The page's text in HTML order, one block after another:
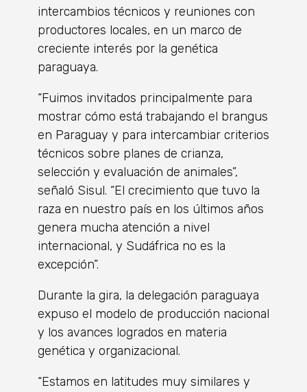
intercambios técnicos y reuniones con
productores locales, en un marco de
creciente interés por la genética
paraguaya.
“Fuimos invitados principalmente para
mostrar cómo está trabajando el brangus
en Paraguay y para intercambiar criterios
técnicos sobre planes de crianza,
selección y evaluación de animales”,
señaló Sisul. “El crecimiento que tuvo la
raza en nuestro país en los últimos años
genera mucha atención a nivel
internacional, y Sudáfrica no es la
excepción”.
Durante la gira, la delegación paraguaya
expuso el modelo de producción nacional
y los avances logrados en materia
genética y organizacional.
“Estamos en latitudes muy similares y